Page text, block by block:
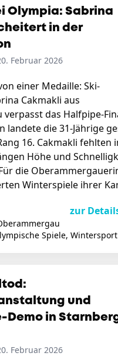
Olympia: Sabrina
in der
Februar 2026
einer Medaille: Ski-
Cakmakli aus
das Halfpipe-
landete die 31-Jährige
16. Cakmakli fehlten
Höhe und
die
Winterspiele ihrer
zur
Spiele, Wintersport
und
Demo in
Februar 2026